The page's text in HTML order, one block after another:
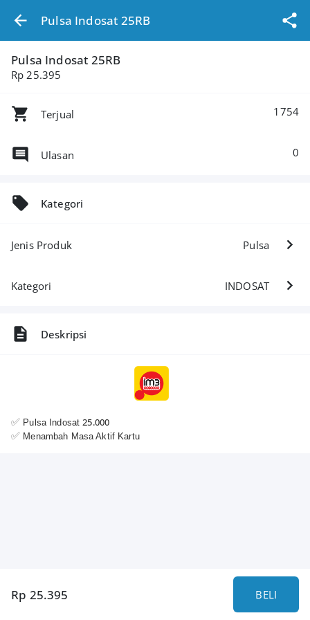
Pulsa Indosat 25RB
Pulsa Indosat 25RB
Rp 25.395
Terjual 1754
Ulasan 0
Kategori
Jenis Produk Pulsa
Kategori INDOSAT
Deskripsi
✅️ Pulsa Indosat25.000
✅️ Menambah Masa Aktif Kartu
Rp 25.395 BELI